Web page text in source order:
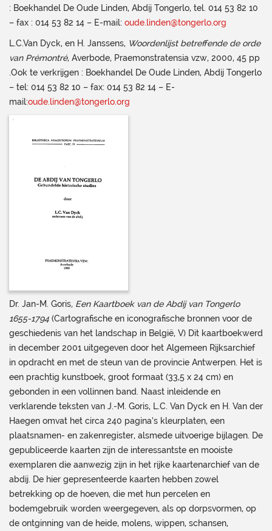
: Boekhandel De Oude Linden, Abdij Tongerlo, tel. 014 53 82 10
– fax : 014 53 82 14 – E-mail: oude.linden@tongerlo.org
L.C.Van Dyck, en H. Janssens, Woordenlijst betreffende de orde
van Prémontré, Averbode, Praemonstratensia vzw, 2000, 45 pp
.Ook te verkrijgen : Boekhandel De Oude Linden, Abdij Tongerlo
– tel: 014 53 82 10 – fax: 014 53 82 14 – E-
mail:oude.linden@tongerlo.org
Dr. Jan-M. Goris, Een Kaartboek van de Abdij van Tongerlo
1655-1794 (Cartografische en iconografische bronnen voor de
geschiedenis van het landschap in België, V) Dit kaartboekwerd
in december 2001 uitgegeven door het Algemeen Rijksarchief
in opdracht en met de steun van de provincie Antwerpen. Het is
een prachtig kunstboek, groot formaat (33,5 x 24 cm) en
gebonden in een vollinnen band. Naast inleidende en
verklarende teksten van J.-M. Goris, L.C. Van Dyck en H. Van der
Haegen omvat het circa 240 pagina’s kleurplaten, een
plaatsnamen- en zakenregister, alsmede uitvoerige bijlagen. De
gepubliceerde kaarten zijn de interessantste en mooiste
exemplaren die aanwezig zijn in het rijke kaartenarchief van de
abdij. De hier gepresenteerde kaarten hebben zowel
betrekking op de hoeven, die met hun percelen en
bodemgebruik worden weergegeven, als op dorpsvormen, op
de ontginning van de heide, molens, wippen, schansen,